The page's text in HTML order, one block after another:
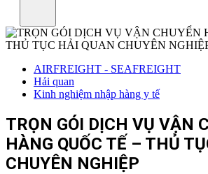
AIRFREIGHT - SEAFREIGHT
Hải quan
Kinh nghiệm nhập hàng y tế
TRỌN GÓI DỊCH VỤ VẬN
HÀNG QUỐC TẾ – THỦ
CHUYÊN NGHIỆP